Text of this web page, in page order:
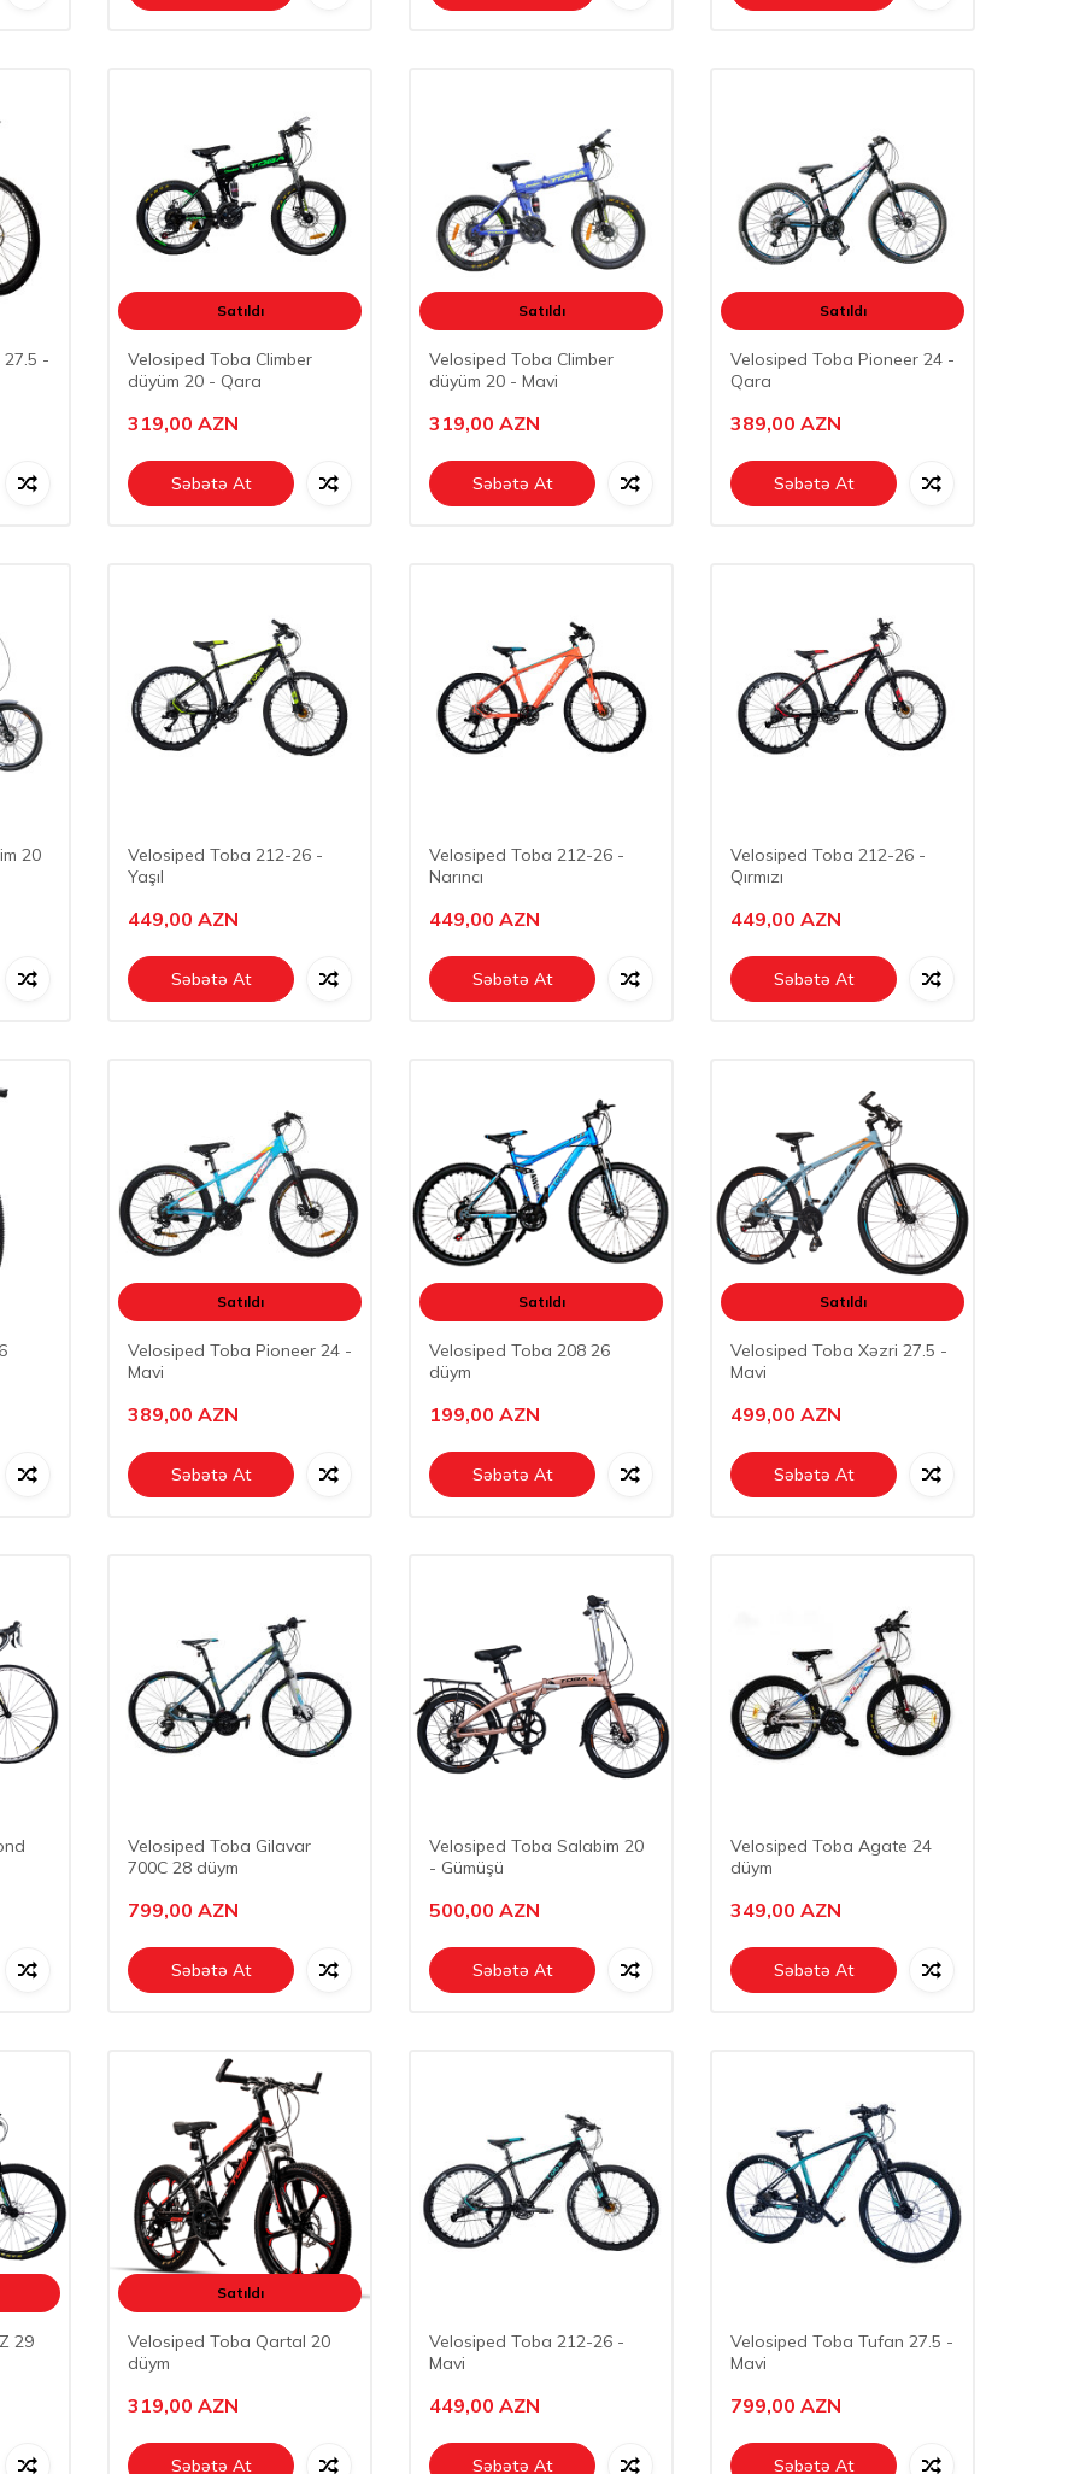
-
Satıldı
Velosiped Toba Climber
düyüm 20 - Qara
319,00 AZN
Səbətə At
Satıldı
Velosiped Toba Climber
düyüm 20 - Mavi
319,00 AZN
Səbətə At
Satıldı
Velosiped Toba Pioneer 24 -
Qara
389,00 AZN
Səbətə At
20
Velosiped Toba 212-26 -
Yaşıl
449,00 AZN
Səbətə At
Velosiped Toba 212-26 -
Narıncı
449,00 AZN
Səbətə At
Velosiped Toba 212-26 -
Qırmızı
449,00 AZN
Səbətə At
Satıldı
Velosiped Toba Pioneer 24 -
Mavi
389,00 AZN
Səbətə At
Satıldı
Velosiped Toba 208 26
düym
199,00 AZN
Səbətə At
Satıldı
Velosiped Toba Xəzri 27.5 -
Mavi
499,00 AZN
Səbətə At
Velosiped Toba Gilavar
700C 28 düym
799,00 AZN
Səbətə At
Velosiped Toba Salabim 20
- Gümüşü
500,00 AZN
Səbətə At
Velosiped Toba Agate 24
düym
349,00 AZN
Səbətə At
29
Satıldı
Velosiped Toba Qartal 20
düym
319,00 AZN
Səbətə At
Velosiped Toba 212-26 -
Mavi
449,00 AZN
Səbətə At
Velosiped Toba Tufan 27.5 -
Mavi
799,00 AZN
Səbətə At